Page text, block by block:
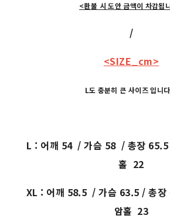
<환불 시 도안 금액이 차감됩
/
<SIZE_cm>
L도 충분히 큰 사이즈 입니
L : 어깨 54 / 가슴 58 / 총장
홀 22
XL : 어깨 58.5 / 가슴 63.5 / 총
암홀 23